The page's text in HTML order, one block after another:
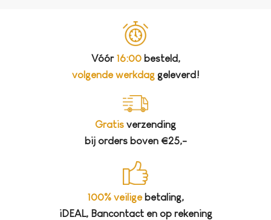
Vóór 16:00besteld,
volgende werkdaggeleverd!
Gratis verzending
bij orders boven €25,-
100% veiligebetaling,
iDEAL, Bancontact en op rekening